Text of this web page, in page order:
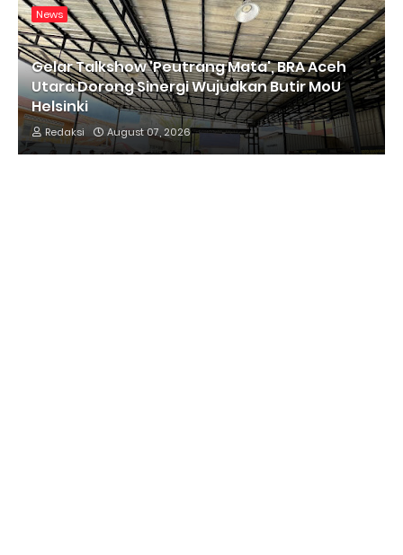
News
Gelar Talkshow 'Peutrang Mata', BRA Aceh
Utara Dorong Sinergi Wujudkan Butir MoU
Helsinki
Redaksi August 07, 2026